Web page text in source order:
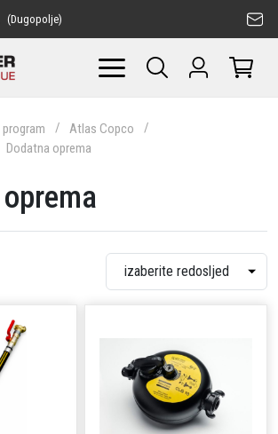
(Dugopolje)
Atlas Copco
Dodatna oprema